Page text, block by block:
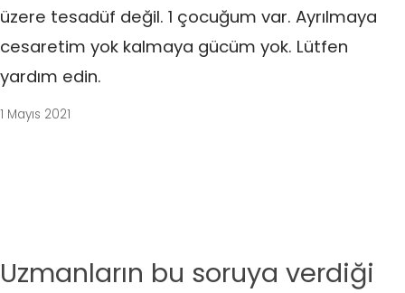
üzere tesadüf değil. 1 çocuğum var. Ayrılmaya
cesaretim yok kalmaya gücüm yok. Lütfen
yardım edin.
1 Mayıs 2021
Uzmanların bu soruya verdiği